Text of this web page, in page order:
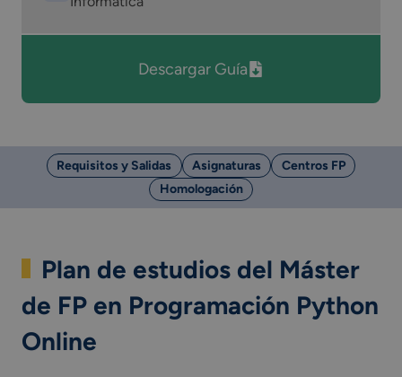
Descargar Guía
Requisitos y Salidas Asignaturas
Centros FP
Homologación
Plan de estudios del Máster
de FP en Programación Python
Online